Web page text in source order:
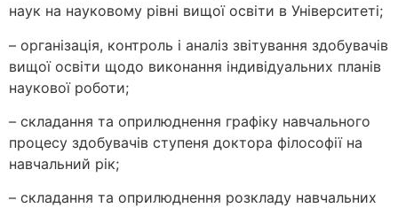
наук на науковому рівні вищої освіти в Університеті;
– організація, контроль і аналіз звітування здобувачів
вищої освіти щодо виконання індивідуальних планів
наукової роботи;
– складання та оприлюднення графіку навчального
процесу здобувачів ступеня доктора філософії на
навчальний рік;
– складання та оприлюднення розкладу навчальних